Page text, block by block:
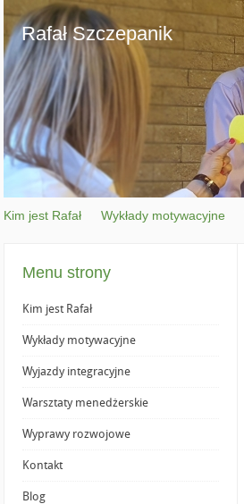
Rafał Szczepanik
Kim jest Rafał Wykłady motywacyjne
Menu strony
Kim jest Rafał
Wykłady motywacyjne
Wyjazdy integracyjne
Warsztaty menedżerskie
Wyprawy rozwojowe
Kontakt
Blog